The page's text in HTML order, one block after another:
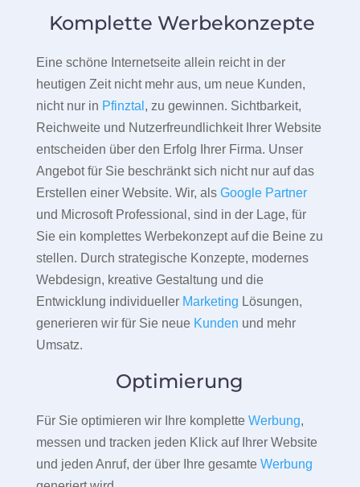
Komplette Werbekonzepte
Eine schöne Internetseite allein reicht in der
heutigen Zeit nicht mehr aus, um neue Kunden,
nicht nur in Pfinztal , zu gewinnen. Sichtbarkeit,
Reichweite und Nutzerfreundlichkeit Ihrer Website
entscheiden über den Erfolg Ihrer Firma. Unser
Angebot für Sie beschränkt sich nicht nur auf das
Erstellen einer Website. Wir, als Google Partner
und Microsoft Professional, sind in der Lage, für
Sie ein komplettes Werbekonzept auf die Beine zu
stellen. Durch strategische Konzepte, modernes
Webdesign, kreative Gestaltung und die
Entwicklung individueller Marketing Lösungen,
generieren wir für Sie neue Kunden und mehr
Umsatz.
Optimierung
Für Sie optimieren wir Ihre komplette Werbung,
messen und tracken jeden Klick auf Ihrer Website
und jeden Anruf, der über Ihre gesamte Werbung